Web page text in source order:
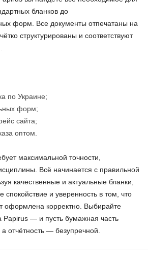
бланков до
форм. Все документы отпечатаны на
структурированы и соответствуют
по Украине;
форм;
сайта;
оптом.
максимальной точности,
Всё начинается с правильной
качественные и актуальные бланки,
спокойствие и уверенность в том, что
оформлена корректно. Выбирайте
— и пусть бумажная часть
отчётность — безупречной.